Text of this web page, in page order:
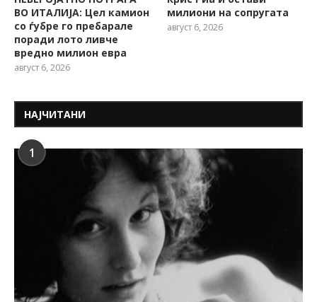
ВО ИТАЛИЈА: Цел камион
со ѓубре го пребарале
поради лото ливче
вредно милион евра
август 6, 2026
милиони на сопругата
август 6, 2026
НАЈЧИТАНИ
1